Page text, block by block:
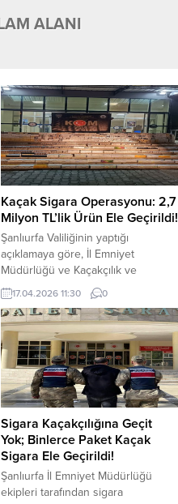
ALANI
Kaçak Sigara Operasyonu: 2,7
Milyon TL’lik Ürün Ele Geçirildi!
Şanlıurfa Valiliğinin yaptığı
açıklamaya göre, İl Emniyet
Müdürlüğü ve Kaçakçılık ve
Organize Suçlarla Mücadele Şube
Müdürlüğü ekipleri tarafından
kaçakçılıkla mücadele dahilinde
önemli bir operasyon
gerçekleştirdi. 15 Nisan 2026
tarihinde yapılan operasyonda KOM
şube ekiplerinin arama yaptığı araç
içerisinde piyasa değeri yaklaşık 2
milyon 750 bin TL olan kaçak
ürünler bulundu....
17.04.2026 11:30 0
Sigara Kaçakçılığına Geçit
Yok; Binlerce Paket Kaçak
Sigara Ele Geçirildi!
Şanlıurfa İl Emniyet Müdürlüğü
ekipleri tarafından sigara